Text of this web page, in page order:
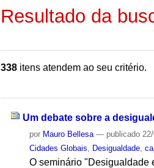
Resultado da
338 itens atendem ao seu critério.
Um debate sobre a
por Mauro Bellesa — publicado
Cidades Globais
Desigualdade ,
O seminário "Desigualdade